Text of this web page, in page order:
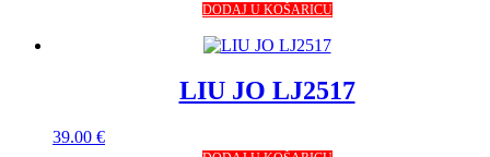
DODAJ U KOŠARICU
LIU JO LJ2517
39.00 €